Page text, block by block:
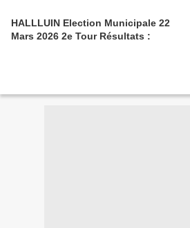
HALLLUIN Election Municipale 22
Mars 2026 2e Tour Résultats :